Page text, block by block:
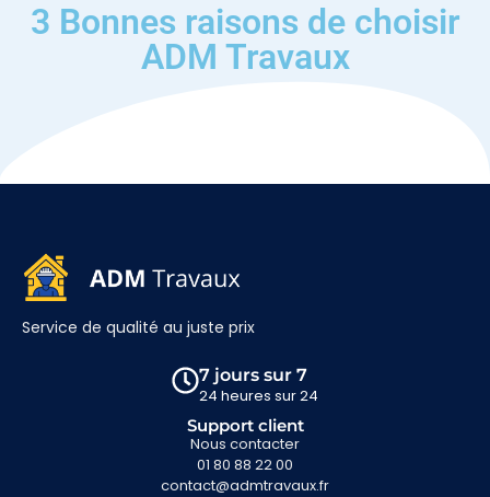
3 Bonnes raisons de choisir
ADM Travaux
Service de qualité au juste prix
7 jours sur 7
24 heures sur 24
Support client
Nous contacter
01 80 88 22 00
contact@admtravaux.fr